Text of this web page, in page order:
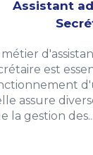
Assistant
métier
est
assure
la gestion des...